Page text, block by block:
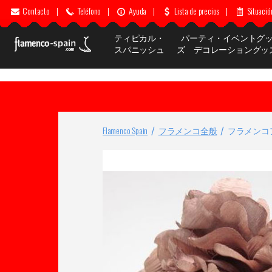
Contacto | Teléfono | Ayuda | Lista de precios |
ティピカル・
スパニッシュ
パーティ・イベントグ
ズ デコレーショングッ
Flamenco Spain フラメンコ全般 フラメン